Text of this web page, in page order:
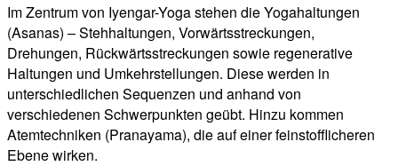
Im Zentrum von Iyengar-Yoga stehen die Yogahaltungen
(Asanas) – Stehhaltungen, Vorwärtsstreckungen,
Drehungen, Rückwärtsstreckungen sowie regenerative
Haltungen und Umkehrstellungen. Diese werden in
unterschiedlichen Sequenzen und anhand von
verschiedenen Schwerpunkten geübt. Hinzu kommen
Atemtechniken (Pranayama), die auf einer feinstofflicheren
Ebene wirken.